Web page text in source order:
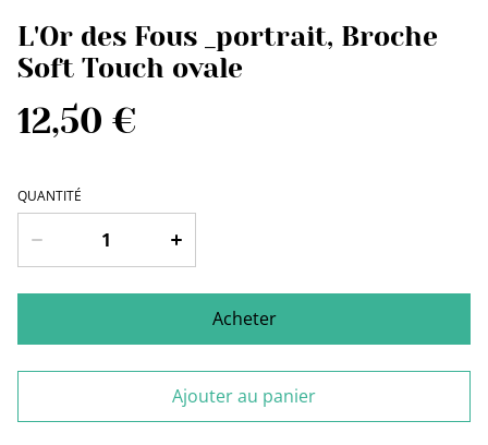
L'Or des Fous _portrait, Broche
Soft Touch ovale
12,50 €
QUANTITÉ
Acheter
Ajouter au panier